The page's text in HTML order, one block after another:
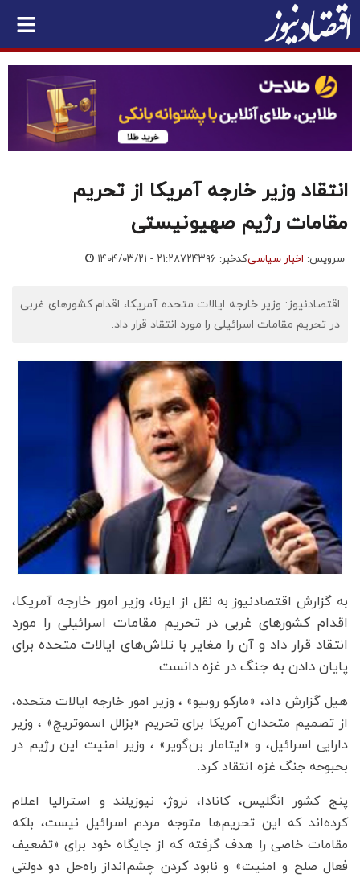
انتقاد وزیر خارجه آمریکا از تحریم
مقامات رژیم صهیونیستی
سرویس: اخبار سیاسیکدخبر: ۷۲۴۳۹۶ ۱۴۰۴/۰۳/۲۱ - ۲۱:۲۸
اقتصادنیوز: وزیر خارجه ایالات متحده آمریکا، اقدام کشورهای غربی
در تحریم مقامات اسرائیلی را مورد انتقاد قرار داد.
به گزارش اقتصادنیوز به نقل از ایرنا، وزیر امور خارجه آمریکا،
اقدام کشورهای غربی در تحریم مقامات اسرائیلی را مورد
انتقاد قرار داد و آن را مغایر با تلاش‌های ایالات متحده برای
پایان دادن به جنگ در غزه دانست.
هیل گزارش داد، «مارکو روبیو» ، وزیر امور خارجه ایالات متحده،
از تصمیم متحدان آمریکا برای تحریم «بزالل اسموتریچ» ، وزیر
دارایی اسرائیل، و «ایتامار بن‌گویر» ، وزیر امنیت این رژیم در
بحبوحه جنگ غزه انتقاد کرد.
پنج کشور انگلیس، کانادا، نروژ، نیوزیلند و استرالیا اعلام
کرده‌اند که این تحریم‌ها متوجه مردم اسرائیل نیست، بلکه
مقامات خاصی را هدف گرفته که از جایگاه خود برای «تضعیف
فعال صلح و امنیت» و نابود کردن چشم‌انداز راه‌حل دو دولتی